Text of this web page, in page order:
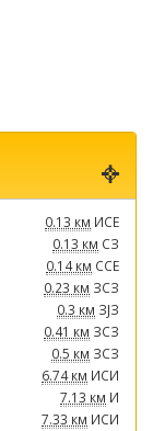
0.13 км ИСЕ
0.13 км СЗ
0.14 км ССЕ
0.23 км ЗСЗ
0.3 км ЗЈЗ
0.41 км ЗСЗ
0.5 км ЗСЗ
6.74 км ИСИ
7.13 км И
7.33 км ИСИ